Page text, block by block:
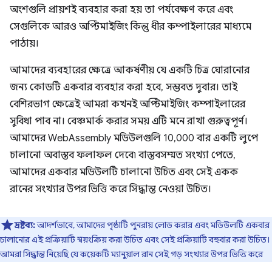
অংশগুলি প্রায়শই ব্যবহার করা হয় তা পর্যবেক্ষণ করে এবং
সেগুলিকে আরও অপ্টিমাইজিং কিন্তু ধীর কম্পাইলারের মাধ্যমে
পাঠায়।
আমাদের ব্যবহারের ক্ষেত্রে আকর্ষণীয় যে একটি চিত্র ঘোরানোর
জন্য কোডটি একবার ব্যবহার করা হবে, সম্ভবত দুবার। তাই
বেশিরভাগ ক্ষেত্রেই আমরা কখনই অপ্টিমাইজিং কম্পাইলারের
সুবিধা পাব না। বেঞ্চমার্ক করার সময় এটি মনে রাখা গুরুত্বপূর্ণ।
আমাদের WebAssembly মডিউলগুলি 10,000 বার একটি লুপে
চালানো অবাস্তব ফলাফল দেবে৷ বাস্তবসম্মত সংখ্যা পেতে,
আমাদের একবার মডিউলটি চালানো উচিত এবং সেই একক
রানের সংখ্যার উপর ভিত্তি করে সিদ্ধান্ত নেওয়া উচিত।
দ্রষ্টব্য:আদর্শভাবে, আমাদের পৃষ্ঠাটি পুনরায় লোড করার এবং মডিউলটি একবার
চালানোর এই প্রক্রিয়াটি স্বয়ংক্রিয় করা উচিত এবং সেই প্রক্রিয়াটি বহুবার করা উচিত।
আমরা সিদ্ধান্ত নিয়েছি যে কয়েকটি ম্যানুয়াল রান সেই গড় সংখ্যার উপর ভিত্তি করে